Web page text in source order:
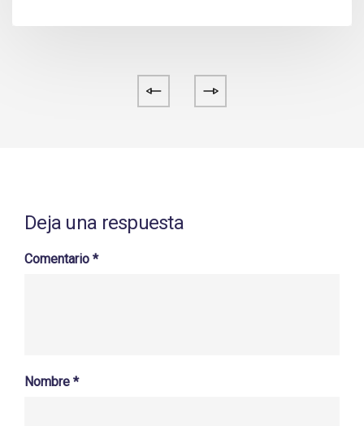
Deja una respuesta
Comentario *
Nombre *